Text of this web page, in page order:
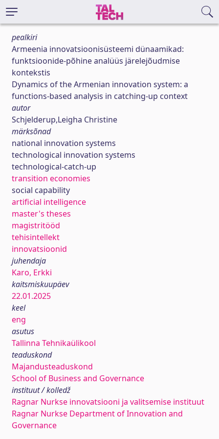
pealkiri
Armeenia innovatsioonisüsteemi dünaamikad:
funktsioonide-põhine analüüs järelejõudmise
kontekstis
Dynamics of the Armenian innovation system: a
functions-based analysis in catching-up context
autor
Schjelderup,Leigha Christine
märksõnad
national innovation systems
technological innovation systems
technological-catch-up
transition economies
social capability
artificial intelligence
master's theses
magistritööd
tehisintellekt
innovatsioonid
juhendaja
Karo, Erkki
kaitsmiskuupäev
22.01.2025
keel
eng
asutus
Tallinna Tehnikaülikool
teaduskond
Majandusteaduskond
School of Business and Governance
instituut / kolledž
Ragnar Nurkse innovatsiooni ja valitsemise instituut
Ragnar Nurkse Department of Innovation and
Governance